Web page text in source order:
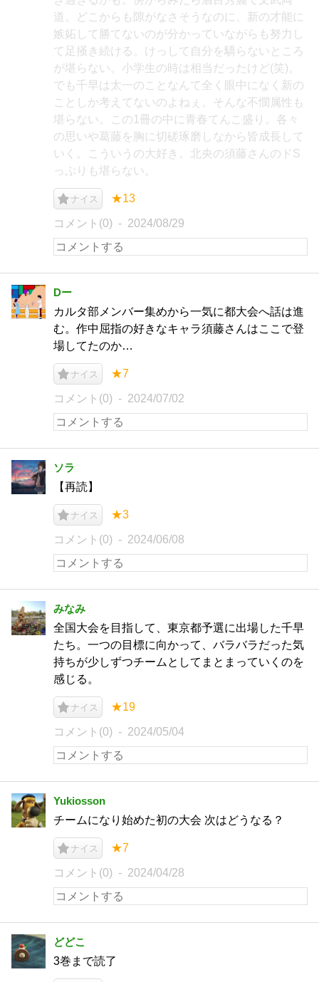
道。どこからも隙がなさそうなのに、新の才能に
嫉妬して勝てないのが分かっていながらも努力し
て足掻き続ける。けっして自分を驕らないところ
が堪らない。小学生の時は相当だったけど(笑)。
でも千早は太一のことなんて全く眼中になく新の
ことしか考えてないのよねぇ。そんな不憫属性も
堪らない。この1冊の中に青春てんこ盛り。各々
の思いや葛藤を胸に切磋琢磨しなから皆成長して
いく。こういうの大好き。北央の須藤さんのドS
っぷりも堪らない。
ナイス ★13
コメント(0) 2024/08/29
Dー
カルタ部メンバー集めから一気に都大会へ話は進
む。作中屈指の好きなキャラ須藤さんはここで登
場してたのか…
ナイス ★7
コメント(0) 2024/07/02
ソラ
【再読】
ナイス ★3
コメント(0) 2024/06/08
みなみ
全国大会を目指して、東京都予選に出場した千早
たち。一つの目標に向かって、バラバラだった気
持ちが少しずつチームとしてまとまっていくのを
感じる。
ナイス ★19
コメント(0) 2024/05/04
Yukiosson
チームになり始めた初の大会 次はどうなる？
ナイス ★7
コメント(0) 2024/04/28
どどこ
3巻まで読了